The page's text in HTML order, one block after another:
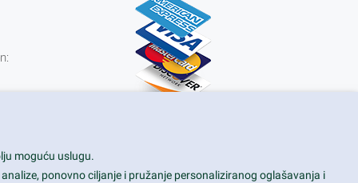
moguću uslugu.
ponovno ciljanje i pružanje personaliziranog oglašavanja i